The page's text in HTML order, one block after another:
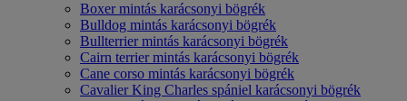
Boxer mintás karácsonyi bögrék
Bulldog mintás karácsonyi bögrék
Bullterrier mintás karácsonyi bögrék
Cairn terrier mintás karácsonyi bögrék
Cane corso mintás karácsonyi bögrék
Cavalier King Charles spániel karácsonyi bögrék